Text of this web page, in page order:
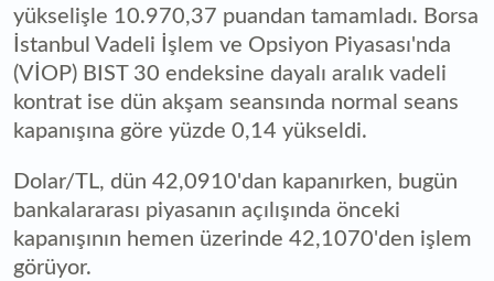
yükselişle 10.970,37 puandan tamamladı. Borsa
İstanbul Vadeli İşlem ve Opsiyon Piyasası'nda
(VİOP) BIST 30 endeksine dayalı aralık vadeli
kontrat ise dün akşam seansında normal seans
kapanışına göre yüzde 0,14 yükseldi.
Dolar/TL, dün 42,0910'dan kapanırken, bugün
bankalararası piyasanın açılışında önceki
kapanışının hemen üzerinde 42,1070'den işlem
görüyor.